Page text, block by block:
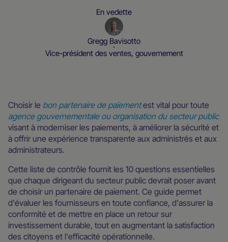
En vedette
Gregg Bavisotto
Vice-président des ventes, gouvernement
Choisir le bon partenaire de paiementest vital pour toute
agence gouvernementale ou organisation du secteur public
visant à moderniser les paiements, à améliorer la sécurité et
à offrir une expérience transparente aux administrés et aux
administrateurs.
Cette liste de contrôle fournit les 10 questions essentielles
que chaque dirigeant du secteur public devrait poser avant
de choisir un partenaire de paiement. Ce guide permet
d'évaluer les fournisseurs en toute confiance, d'assurer la
conformité et de mettre en place un retour sur
investissement durable, tout en augmentant la satisfaction
des citoyens et l'efficacité opérationnelle.